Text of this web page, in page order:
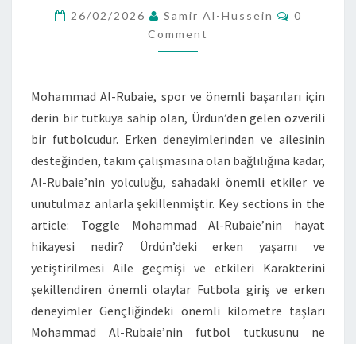
HIKAYESI,
FUTBOL
TUTKUSU,
26/02/2026 Samir Al-Hussein Comments
0
Comment
Mohammad Al-Rubaie, spor ve önemli başarıları için
derin bir tutkuya sahip olan, Ürdün’den gelen özverili
bir futbolcudur. Erken deneyimlerinden ve ailesinin
desteğinden, takım çalışmasına olan bağlılığına kadar,
Al-Rubaie’nin yolculuğu, sahadaki önemli etkiler ve
unutulmaz anlarla şekillenmiştir. Key sections in the
article: Toggle Mohammad Al-Rubaie’nin hayat
hikayesi nedir? Ürdün’deki erken yaşamı ve
yetiştirilmesi Aile geçmişi ve etkileri Karakterini
şekillendiren önemli olaylar Futbola giriş ve erken
deneyimler Gençliğindeki önemli kilometre taşları
Mohammad Al-Rubaie’nin futbol tutkusunu ne